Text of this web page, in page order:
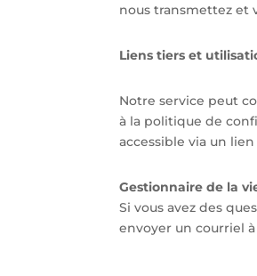
nous transmettez et
Liens tiers et
Notre service peut
à la politique de
accessible via un
Gestionnaire de la
Si vous avez des
envoyer un courriel